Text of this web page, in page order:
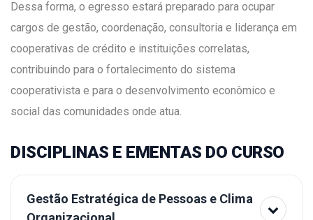
Dessa forma, o egresso estará preparado para ocupar
cargos de gestão, coordenação, consultoria e liderança em
cooperativas de crédito e instituições correlatas,
contribuindo para o fortalecimento do sistema
cooperativista e para o desenvolvimento econômico e
social das comunidades onde atua.
DISCIPLINAS E EMENTAS DO CURSO
Gestão Estratégica de Pessoas e Clima